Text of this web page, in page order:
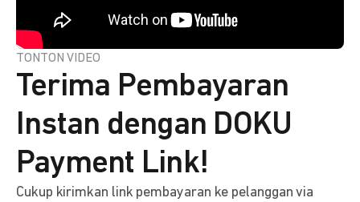
TONTON VIDEO
Terima Pembayaran
Instan dengan DOKU
Payment Link!
Cukup kirimkan link pembayaran ke pelanggan via